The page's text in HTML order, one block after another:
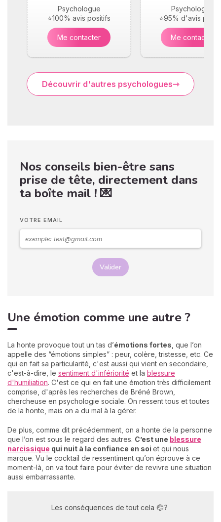
Psychologue
⭐100% avis positifs
Me contacter
Psychologue
⭐95% d'avis
Me contacter
Découvrir d'autres psychologues
Nos conseils bien-être sans
prise de tête, directement dans
ta boîte mail ! 💌
VOTRE EMAIL
Valider
Une émotion comme une autre ?
La honte provoque tout un tas d’émotions fortes, que l’on
appelle des “émotions simples” : peur, colère, tristesse, etc. Ce
qui en fait sa particularité, c'est aussi qui vient en secondaire,
c'est-à-dire, le sentiment d'infériorité et la blessure
d'humiliation. C'est ce qui en fait une émotion très difficilement
comprise, d'après les recherches de Bréné Brown,
chercheuse en psychologie sociale. On ressent tous et toutes
de la honte, mais on a du mal à la gérer.
De plus, comme dit précédemment, on a honte de la personne
que l’on est sous le regard des autres. C’est une blessure
narcissique qui nuit à la confiance en soi et qui nous
marque. Vu le cocktail de ressentiment qu’on éprouve à ce
moment-là, on va tout faire pour éviter de revivre une situation
aussi embarrassante.
Les conséquences de tout cela 🤕 ?